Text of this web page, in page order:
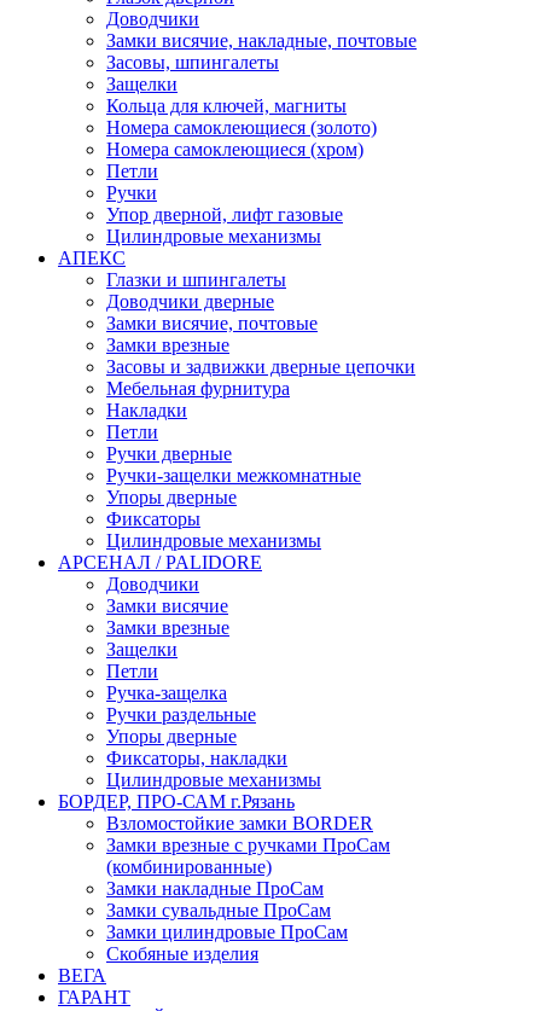
Доводчики
Замки висячие, накладные, почтовые
Засовы, шпингалеты
Защелки
Кольца для ключей, магниты
Номера самоклеющиеся (золото)
Номера самоклеющиеся (хром)
Петли
Ручки
Упор дверной, лифт газовые
Цилиндровые механизмы
АПЕКС
Глазки и шпингалеты
Доводчики дверные
Замки висячие, почтовые
Замки врезные
Засовы и задвижки дверные цепочки
Мебельная фурнитура
Накладки
Петли
Ручки дверные
Ручки-защелки межкомнатные
Упоры дверные
Фиксаторы
Цилиндровые механизмы
АРСЕНАЛ / PALIDORE
Доводчики
Замки висячие
Замки врезные
Защелки
Петли
Ручка-защелка
Ручки раздельные
Упоры дверные
Фиксаторы, накладки
Цилиндровые механизмы
БОРДЕР, ПРО-САМ г.Рязань
Взломостойкие замки BORDER
Замки врезные с ручками ПроСам
(комбинированные)
Замки накладные ПроСам
Замки сувальдные ПроСам
Замки цилиндровые ПроСам
Скобяные изделия
ВЕГА
ГАРАНТ